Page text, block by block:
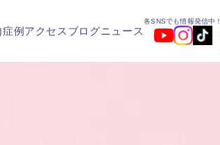
症例アクセス ブログニュース
各SNSでも情報発信中！